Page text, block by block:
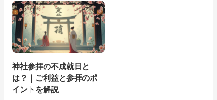
神社参拝の不成就日と
は？｜ご利益と参拝のポ
イントを解説